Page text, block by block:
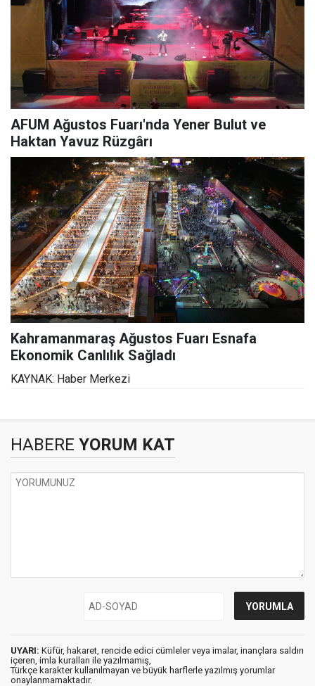
AFUM Ağustos Fuarı'nda Yener Bulut ve
Haktan Yavuz Rüzgârı
Kahramanmaraş Ağustos Fuarı Esnafa
Ekonomik Canlılık Sağladı
KAYNAK: Haber Merkezi
HABERE YORUM KAT
UYARI: Küfür, hakaret, rencide edici cümleler veya imalar, inançlara saldırı
içeren, imla kuralları ile yazılmamış,
Türkçe karakter kullanılmayan ve büyük harflerle yazılmış yorumlar
onaylanmamaktadır.